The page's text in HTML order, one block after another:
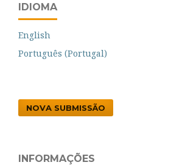
IDIOMA
English
Português (Portugal)
NOVA SUBMISSÃO
INFORMAÇÕES